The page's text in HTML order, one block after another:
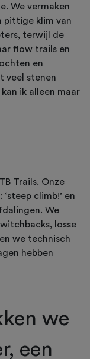
We vermaken
pittige klim van
terwijl de
flow trails en
en
veel stenen
ik alleen maar
Trails. Onze
climb!’ en
We
losse
we technisch
hebben
we
een